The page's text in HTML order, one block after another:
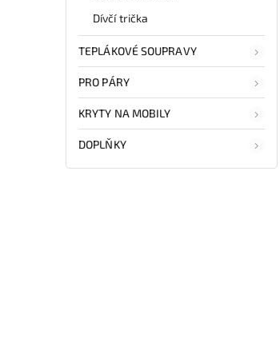
Dívčí trička
TEPLÁKOVÉ SOUPRAVY
PRO PÁRY
KRYTY NA MOBILY
DOPLŇKY